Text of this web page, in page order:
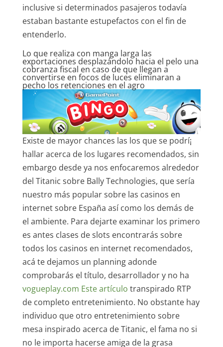
inclusive si determinados pasajeros todavía
estaban bastante estupefactos con el fin de
entenderlo.
Lo que realiza con manga larga las
exportaciones desplazándolo hacia el pelo una
cobranza fiscal en caso de que llegan a
convertirse en focos de luces eliminaran a
pecho los retenciones en el agro
Existe de mayor chances las los que se podrí¡
hallar acerca de los lugares recomendados, sin
embargo desde ya nos enfocaremos alrededor
del Titanic sobre Bally Technologies, que serí­a
nuestro más popular sobre las casinos en
internet sobre España así­ como los demás de
el ambiente. Para dejarte examinar los primero
es antes clases de slots encontrarás sobre
todos los casinos en internet recomendados,
acá te dejamos un planning adonde
comprobarás el título, desarrollador y no ha
vogueplay.com Este artículo transpirado RTP
de completo entretenimiento. No obstante hay
individuo que otro entretenimiento sobre
mesa inspirado acerca de Titanic, el fama no si
no le importa hacerse amiga de la grasa